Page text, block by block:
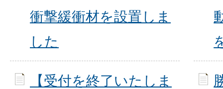
衝撃緩衝材を設置しま
した
【受付を終了いたしま